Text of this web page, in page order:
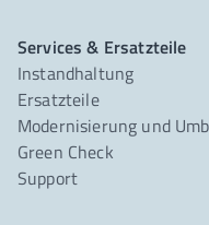
Services & Ersatzteile
Instandhaltung
Ersatzteile
Modernisierung und
Green Check
Support